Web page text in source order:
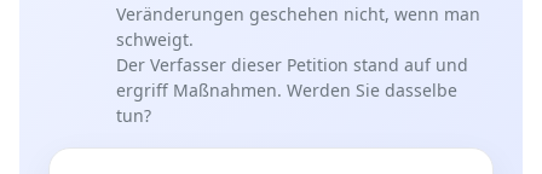
Veränderungen geschehen nicht, wenn man
schweigt.
Der Verfasser dieser Petition stand auf und
ergriff Maßnahmen. Werden Sie dasselbe
tun?